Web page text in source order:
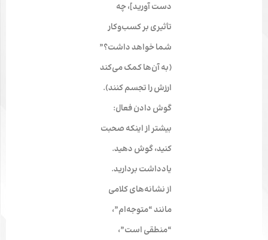
دست آورید]، چه
تأثیری بر کسب‌وکار
شما خواهد داشت؟”
(به آن‌ها کمک می‌کند
ارزش را تجسم کنند).
گوش دادن فعال:
بیشتر از اینکه صحبت
کنید، گوش دهید.
یادداشت بردارید.
از نشانه‌های کلامی
مانند “متوجه‌ام”،
“منطقی است”،